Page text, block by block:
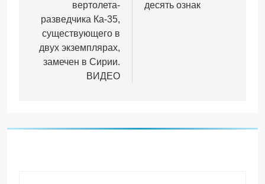
вертолета-
разведчика Ка-35,
существующего в
двух экземплярах,
замечен в Сирии.
ВИДЕО
десять ознак